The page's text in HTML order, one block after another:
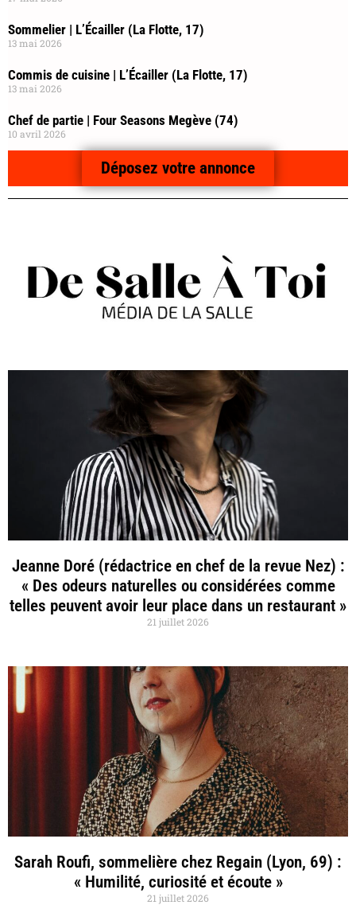
Sommelier | L’Écailler (La Flotte, 17)
13 mai 2026
Commis de cuisine | L’Écailler (La Flotte, 17)
13 mai 2026
Chef de partie | Four Seasons Megève (74)
10 avril 2026
Déposez votre annonce
Jeanne Doré (rédactrice en chef de la revue Nez) :
« Des odeurs naturelles ou considérées comme
telles peuvent avoir leur place dans un restaurant »
21 juillet 2026
Sarah Roufi, sommelière chez Regain (Lyon, 69) :
« Humilité, curiosité et écoute »
21 juillet 2026